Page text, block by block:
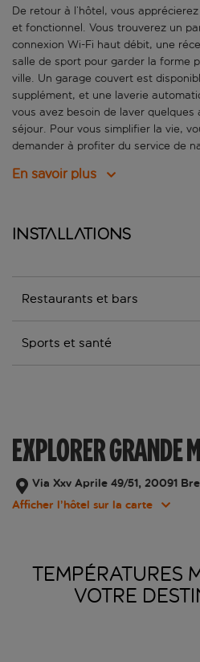
De retour à l’hôtel, vous
et fonctionnel. Vous trouverez un
connexion Wi-Fi haut débit, une
salle de sport pour garder la forme
ville. Un garage couvert est
supplément, et une laverie
vous avez besoin de laver
séjour. Pour vous simplifier la vie,
demander à profiter du service de
En savoir plus
Installations
Restaurants et bars
Sports et santé
EXPLORER GRANDE
Via Xxv Aprile 49/51, 20091
Afficher l’hôtel sur la carte
TEMPÉRATURES
VOTRE